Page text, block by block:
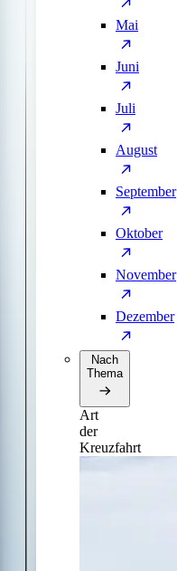
Mai
Juni
Juli
August
September
Oktober
November
Dezember
Nach
Thema
Art
der
Kreuzfahrt